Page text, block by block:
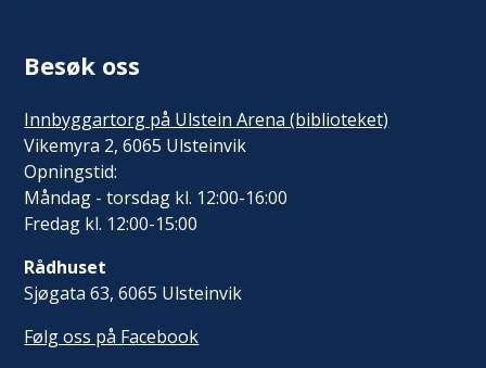
Besøk oss
Innbyggartorg på Ulstein Arena (biblioteket)
Vikemyra 2, 6065 Ulsteinvik
Opningstid:
Måndag - torsdag kl. 12:00-16:00
Fredag kl. 12:00-15:00
Rådhuset
Sjøgata 63, 6065 Ulsteinvik
Følg oss på Facebook